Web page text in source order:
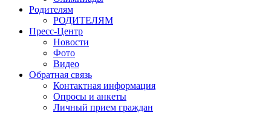
Родителям
РОДИТЕЛЯМ
Пресс-Центр
Новости
Фото
Видео
Обратная связь
Контактная информация
Опросы и анкеты
Личный прием граждан